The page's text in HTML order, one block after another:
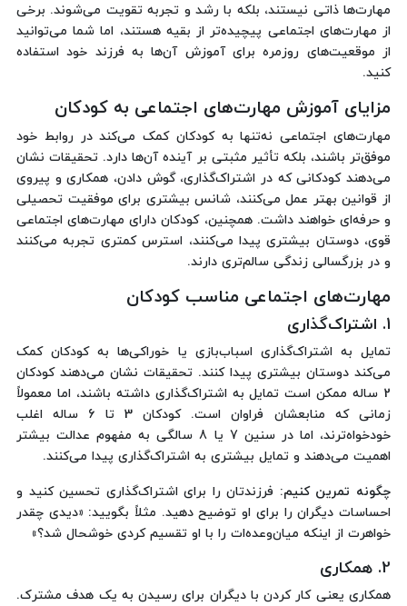
مهارت‌ها ذاتی نیستند، بلکه با رشد و تجربه تقویت می‌شوند. برخی
از مهارت‌های اجتماعی پیچیده‌تر از بقیه هستند، اما شما می‌توانید
از موقعیت‌های روزمره برای آموزش آن‌ها به فرزند خود استفاده
کنید.
مزایای آموزش مهارت‌های اجتماعی به کودکان
مهارت‌های اجتماعی نه‌تنها به کودکان کمک می‌کند در روابط خود
موفق‌تر باشند، بلکه تأثیر مثبتی بر آینده آن‌ها دارد. تحقیقات نشان
می‌دهند کودکانی که در اشتراک‌گذاری، گوش دادن، همکاری و پیروی
از قوانین بهتر عمل می‌کنند، شانس بیشتری برای موفقیت تحصیلی
و حرفه‌ای خواهند داشت. همچنین، کودکان دارای مهارت‌های اجتماعی
قوی، دوستان بیشتری پیدا می‌کنند، استرس کمتری تجربه می‌کنند
و در بزرگسالی زندگی سالم‌تری دارند.
مهارت‌های اجتماعی مناسب کودکان
1. اشتراک‌گذاری
تمایل به اشتراک‌گذاری اسباب‌بازی یا خوراکی‌ها به کودکان کمک
می‌کند دوستان بیشتری پیدا کنند. تحقیقات نشان می‌دهند کودکان
2 ساله ممکن است تمایل به اشتراک‌گذاری داشته باشند، اما معمولاً
زمانی که منابعشان فراوان است. کودکان 3 تا 6 ساله اغلب
خودخواه‌ترند، اما در سنین 7 یا 8 سالگی به مفهوم عدالت بیشتر
اهمیت می‌دهند و تمایل بیشتری به اشتراک‌گذاری پیدا می‌کنند.
چگونه تمرین کنیم: فرزندتان را برای اشتراک‌گذاری تحسین کنید و
احساسات دیگران را برای او توضیح دهید. مثلاً بگویید: «دیدی چقدر
خواهرت از اینکه میان‌وعده‌ات را با او تقسیم کردی خوشحال شد؟»
2. همکاری
همکاری یعنی کار کردن با دیگران برای رسیدن به یک هدف مشترک.